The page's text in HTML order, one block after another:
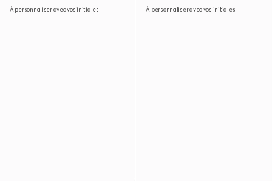
À personnaliser avec vos initiales À personnaliser avec vos initiales